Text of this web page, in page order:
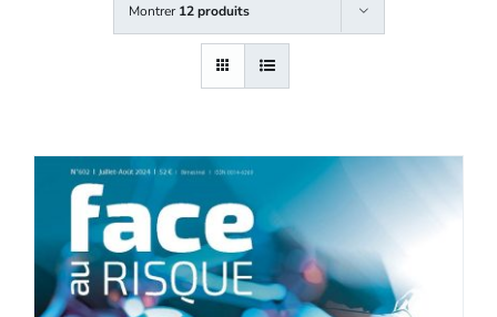
Montrer12 produits